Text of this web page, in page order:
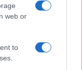
web or
to